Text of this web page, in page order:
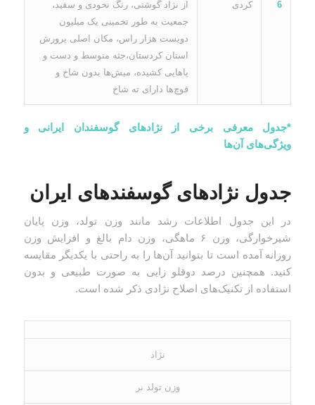
6 کردی
از نژاد گوشتی، رنگ نخودی و سفید،
جمعیت به طور تخمینی یک میلیون
دویست هزار راس، مکان اصلی پرورش
استان کردستان،جثه متوسط و دست و
پاهایی کشیده، میش‌ها بدون شاخ و
قوچ‌ها دارای ته شاخ
*جدول معرفی برخی از نژادهای گوسفندان ایرانی و
ویژگی‌های آن‌ها
جدول نژادهای گوسفندهای ایران
در این جدول اطلاعات رشد مانند وزن تولد، وزن پایان
شیرخوارگی، وزن ۶ ماهگی، وزن دام بالغ و افزایش وزن
روزانه آمده است تا بتوانید آن‌ها را به راحتی با یکدیگر مقایسه
کنید. همچنین درصد دوقلو زایی به صورت طبیعی و بدون
استفاده از تکنیک‌های اصلاح نژادی ذکر شده است.
نژاد
وزن تولد نر